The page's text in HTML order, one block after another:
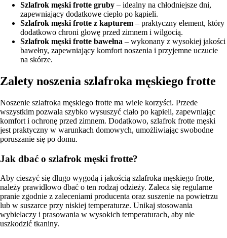
Szlafrok męski frotte gruby – idealny na chłodniejsze dni,
zapewniający dodatkowe ciepło po kąpieli.
Szlafrok męski frotte z kapturem – praktyczny element, który
dodatkowo chroni głowę przed zimnem i wilgocią.
Szlafrok męski frotte bawełna – wykonany z wysokiej jakości
bawełny, zapewniający komfort noszenia i przyjemne uczucie
na skórze.
Zalety noszenia szlafroka męskiego frotte
Noszenie szlafroka męskiego frotte ma wiele korzyści. Przede
wszystkim pozwala szybko wysuszyć ciało po kąpieli, zapewniając
komfort i ochronę przed zimnem. Dodatkowo, szlafrok frotte męski
jest praktyczny w warunkach domowych, umożliwiając swobodne
poruszanie się po domu.
Jak dbać o szlafrok męski frotte?
Aby cieszyć się długo wygodą i jakością szlafroka męskiego frotte,
należy prawidłowo dbać o ten rodzaj odzieży. Zaleca się regularne
pranie zgodnie z zaleceniami producenta oraz suszenie na powietrzu
lub w suszarce przy niskiej temperaturze. Unikaj stosowania
wybielaczy i prasowania w wysokich temperaturach, aby nie
uszkodzić tkaniny.